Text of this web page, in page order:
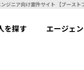
ジニア向け案件サイト 【ブースト
を探す エージェ